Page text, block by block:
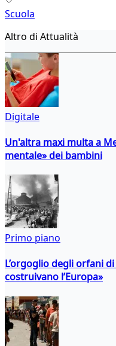
Scuola
Altro di Attualità
Digitale
Un'altra maxi multa a
mentale» dei bambini
Primo piano
L’orgoglio degli orfani
costruivano l’Europa»